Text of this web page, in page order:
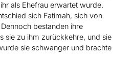
als Ehefrau erwartet wurde.
sich Fatimah, sich von
bestanden ihre
sie zu ihm zurückkehre, und sie
sie schwanger und brachte